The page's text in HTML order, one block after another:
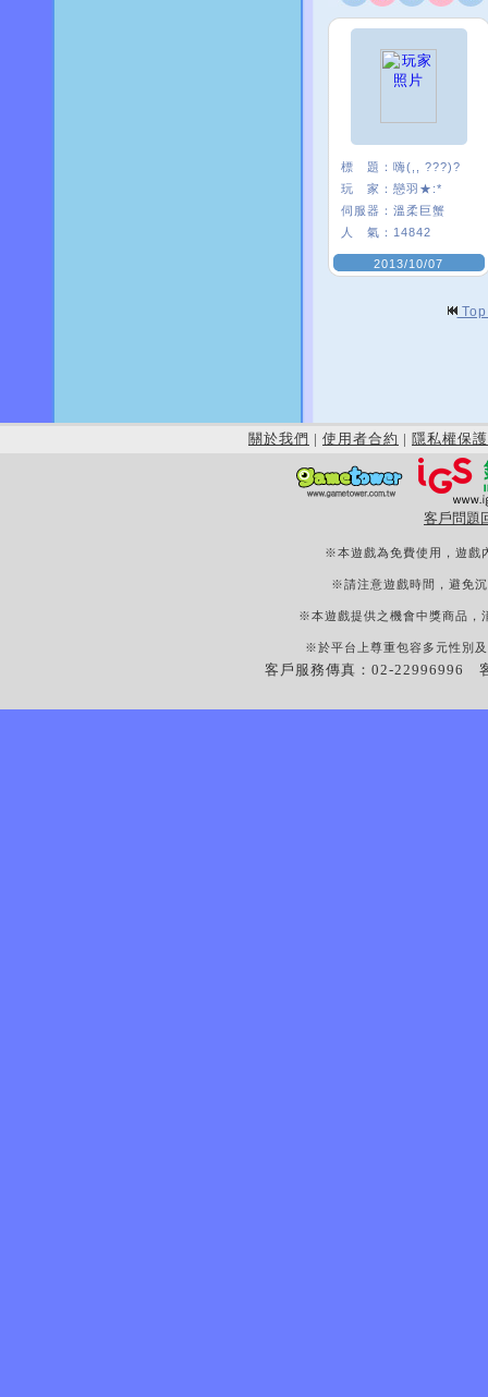
標 題： 嗨(,, ???)?
玩 家： 戀羽★:*
伺服器： 溫柔巨蟹
人 氣： 14842
2013/10/07
關於我們 | 使用者合約 | 隱私權保護
客戶問題
※本遊戲為免費使用，遊戲
※請注意遊戲時間，避免
※本遊戲提供之機會中獎商品，
※於平台上尊重包容多元性別
客戶服務傳真：02-22996996